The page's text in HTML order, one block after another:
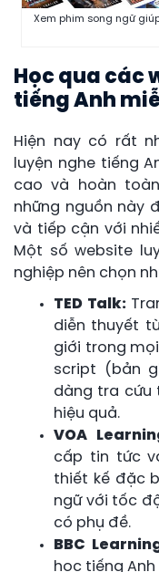
Xem phim song ngữ
Học qua các
tiếng Anh
Hiện nay có rất
luyện nghe tiếng
cao và hoàn
những nguồn này
và tiếp cận với
Một số website
nghiệp nên chọn
TED Talk:
diễn thuyết
giới trong
script (bản
dàng tra cứu
hiệu quả.
VOA
cấp tin tức
thiết kế đặc
ngữ với tốc
có phụ đề.
BBC
học tiếng